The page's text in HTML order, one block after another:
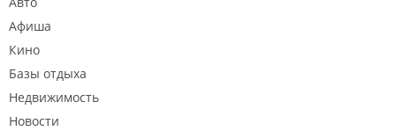
Афиша
Кино
Базы отдыха
Недвижимость
Новости